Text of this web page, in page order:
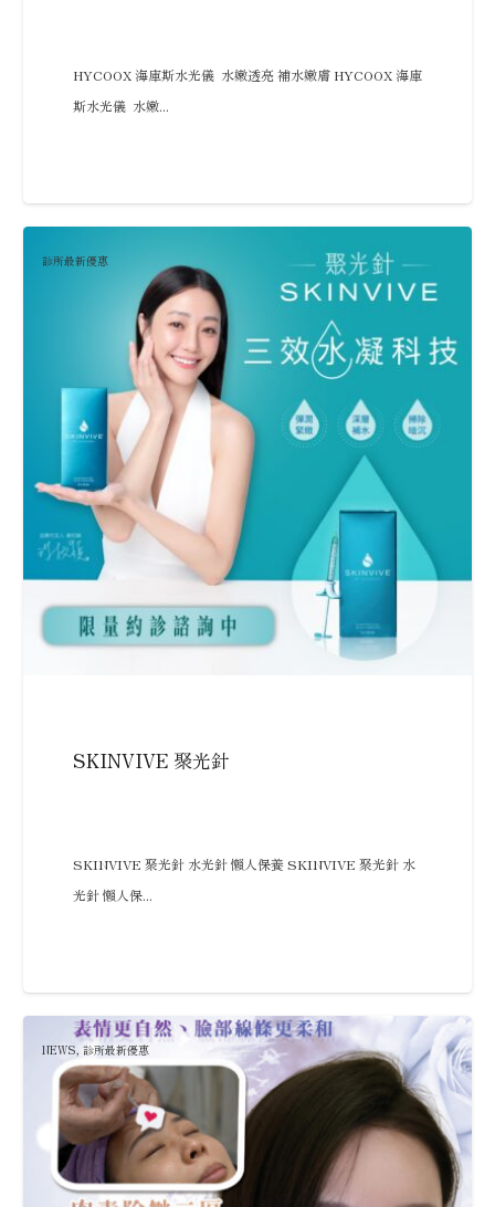
HYCOOX 海庫斯水光儀 水嫩透亮 補水嫩膚 HYCOOX 海庫
斯水光儀 水嫩...
診所最新優惠
SKINVIVE 聚光針
SKINVIVE 聚光針 水光針 懶人保養 SKINVIVE 聚光針 水
光針 懶人保...
NEWS, 診所最新優惠